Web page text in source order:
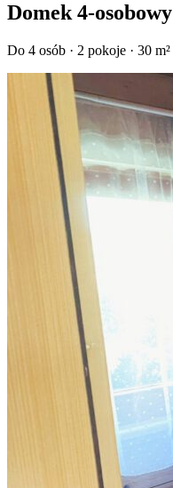
Domek 4-osobowy
Do 4 osób · 2 pokoje · 30 m²